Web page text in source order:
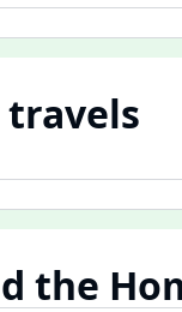
travels
the